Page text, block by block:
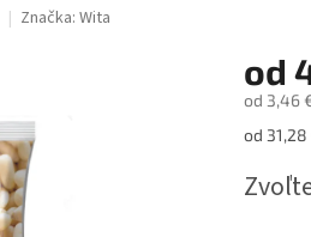
Značka: Wita
od
od 3,46
od